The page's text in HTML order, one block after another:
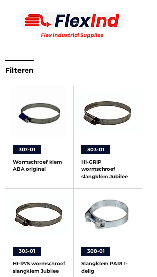
Filteren
302-01
Wormschroef klem
ABA original
303-01
HI-GRIP
wormschroef
slangklem Jubilee
305-01
HI-RVS wormschroef
slangklem Jubilee
308-01
Slangklem PARI 1-
delig